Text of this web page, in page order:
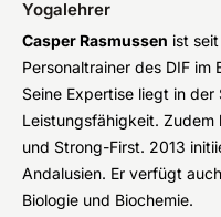
Yogalehrer
Casper Rasmussen ist
Personaltrainer des DIF im
Seine Expertise liegt in
Leistungsfähigkeit. Zudem
und Strong-First. 2013
Andalusien. Er verfügt
Biologie und Biochemie.